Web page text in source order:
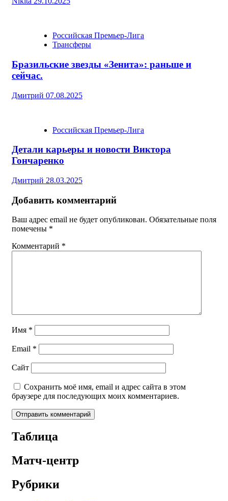
Российская Премьер-Лига
Трансферы
Бразильские звезды «Зенита»: раньше и
сейчас.
Дмитрий 07.08.2025
Российская Премьер-Лига
Детали карьеры и новости Виктора
Гончаренко
Дмитрий 28.03.2025
Добавить комментарий
Ваш адрес email не будет опубликован. Обязательные поля
помечены *
Комментарий *
Имя *
Email *
Сайт
Сохранить моё имя, email и адрес сайта в этом
браузере для последующих моих комментариев.
Таблица
Матч-центр
Рубрики